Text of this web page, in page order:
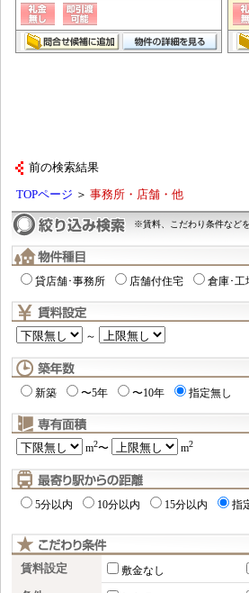
前の検索結果
TOPページ ＞ 事務所・店舗・他
※賃料、こだわり条件など
貸店舗･事務所 店舗付住宅 倉庫･工
～
新築 〜5年 〜10年 指定無し
m2〜 m2
5分以内 10分以内 15分以内 指
賃料設定 敷金なし